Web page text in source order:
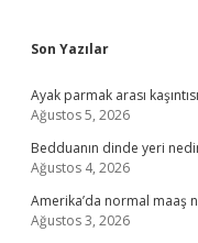
Son Yazılar
Ayak parmak arası
Ağustos 5, 2026
Bedduanın dinde yeri
Ağustos 4, 2026
Amerika’da normal maaş
Ağustos 3, 2026